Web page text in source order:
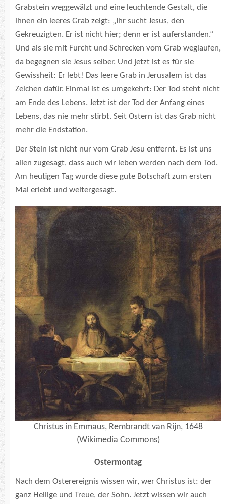
Grabstein weggewälzt und eine leuchtende Gestalt, die
ihnen ein leeres Grab zeigt: „Ihr sucht Jesus, den
Gekreuzigten. Er ist nicht hier; denn er ist auferstanden.“
Und als sie mit Furcht und Schrecken vom Grab weglaufen,
da begegnen sie Jesus selber. Und jetzt ist es für sie
Gewissheit: Er lebt! Das leere Grab in Jerusalem ist das
Zeichen dafür. Einmal ist es umgekehrt: Der Tod steht nicht
am Ende des Lebens. Jetzt ist der Tod der Anfang eines
Lebens, das nie mehr stirbt. Seit Ostern ist das Grab nicht
mehr die Endstation.
Der Stein ist nicht nur vom Grab Jesu entfernt. Es ist uns
allen zugesagt, dass auch wir leben werden nach dem Tod.
Am heutigen Tag wurde diese gute Botschaft zum ersten
Mal erlebt und weitergesagt.
Christus in Emmaus, Rembrandt van Rijn, 1648
(Wikimedia Commons)
Ostermontag
Nach dem Osterereignis wissen wir, wer Christus ist: der
ganz Heilige und Treue, der Sohn. Jetzt wissen wir auch